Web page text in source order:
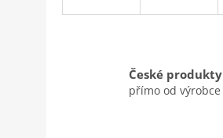
České produkty
přímo od výrobce